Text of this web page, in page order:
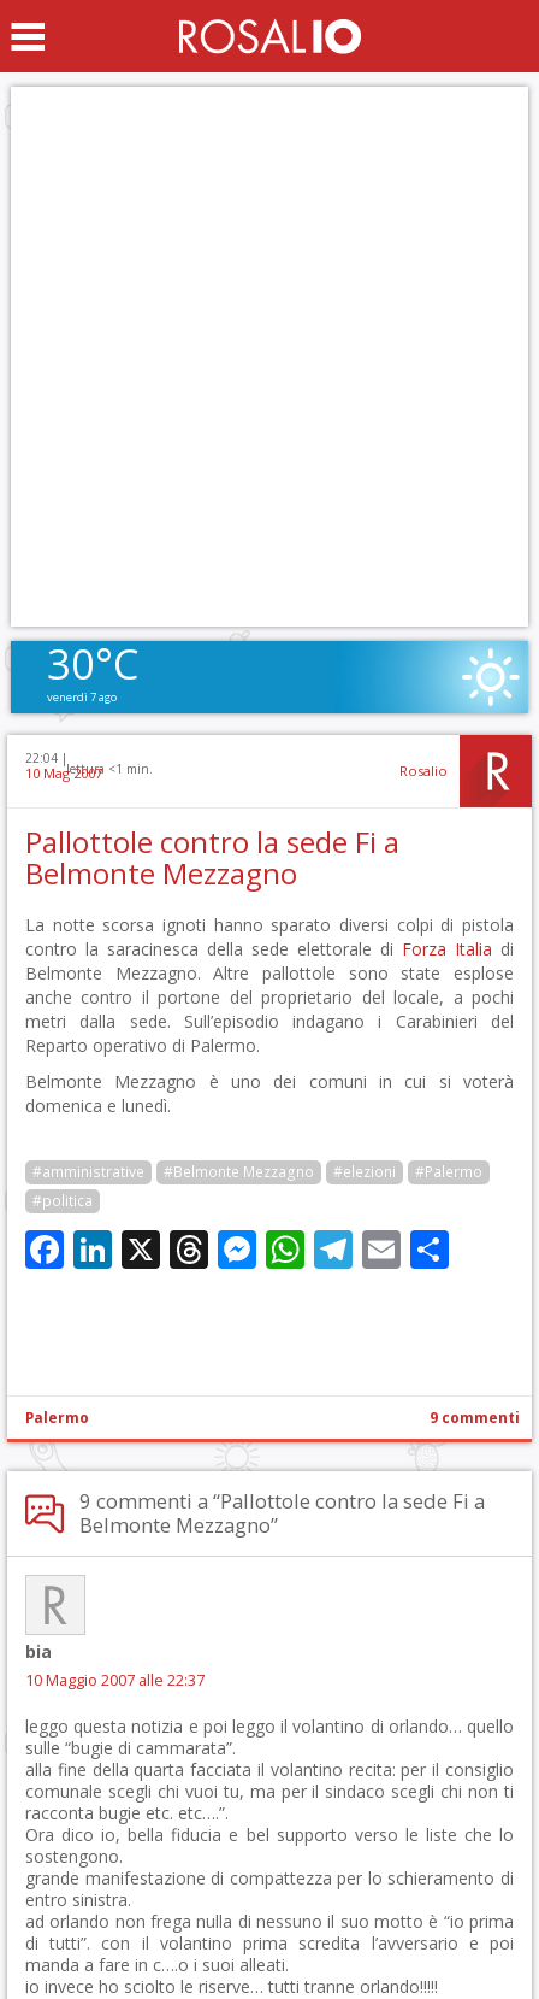
30°C
venerdì 7 ago
22:04 |
lettura <1 min.
10 Mag 2007 Rosalio
Pallottole contro la sede Fi a
Belmonte Mezzagno
La notte scorsa ignoti hanno sparato diversi colpi di pistola
contro la saracinesca della sede elettorale di Forza Italia di
Belmonte Mezzagno. Altre pallottole sono state esplose
anche contro il portone del proprietario del locale, a pochi
metri dalla sede. Sull’episodio indagano i Carabinieri del
Reparto operativo di Palermo.
Belmonte Mezzagno è uno dei comuni in cui si voterà
domenica e lunedì.
#amministrative #Belmonte Mezzagno #elezioni
#Palermo
#politica
Facebook
LinkedIn
X Threads
Messenger
WhatsApp
Telegram
Email
Palermo 9 commenti
9 commenti a “Pallottole contro la sede Fi a
Belmonte Mezzagno”
bia
10 Maggio 2007 alle 22:37
leggo questa notizia e poi leggo il volantino di orlando… quello
sulle “bugie di cammarata”.
alla fine della quarta facciata il volantino recita: per il consiglio
comunale scegli chi vuoi tu, ma per il sindaco scegli chi non ti
racconta bugie etc. etc….”.
Ora dico io, bella fiducia e bel supporto verso le liste che lo
sostengono.
grande manifestazione di compattezza per lo schieramento di
entro sinistra.
ad orlando non frega nulla di nessuno il suo motto è “io prima
di tutti”. con il volantino prima scredita l’avversario e poi
manda a fare in c….o i suoi alleati.
io invece ho sciolto le riserve… tutti tranne orlando!!!!!